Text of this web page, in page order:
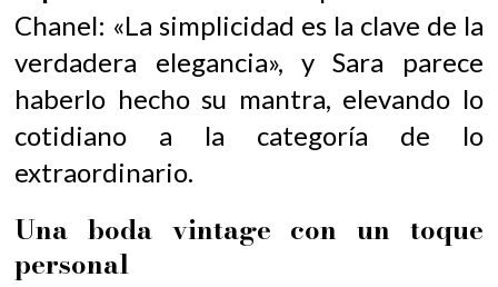
Chanel: «La simplicidad es la clave de la
verdadera elegancia», y Sara parece
haberlo hecho su mantra, elevando lo
cotidiano a la categoría de lo
extraordinario.
Una boda vintage con un toque
personal